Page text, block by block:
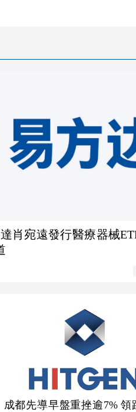
肖宛遠發行醫療器械
成都先導早盤重挫逾7% 領